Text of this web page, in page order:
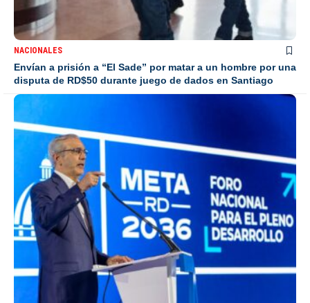
NACIONALES
Envían a prisión a “El Sade” por matar a un hombre por una
disputa de RD$50 durante juego de dados en Santiago